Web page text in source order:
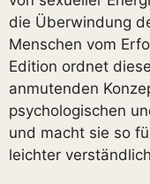
die Überwindung
Menschen vom
Edition ordnet
anmutenden
psychologischen
und macht sie so
leichter